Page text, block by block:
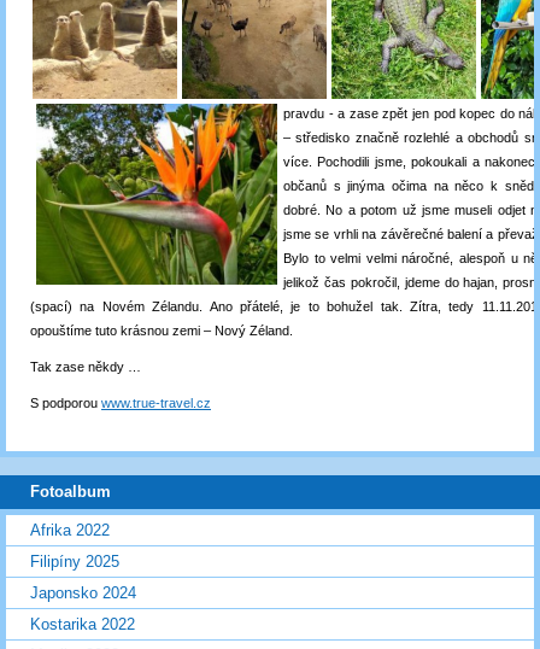
pravdu - a zase zpět jen pod kopec do
– středisko značně rozlehlé a obchodů
více. Pochodili jsme, pokoukali a
občanů s jinýma očima na něco k
dobré. No a potom už jsme museli odjet
jsme se vrhli na závěrečné balení a
Bylo to velmi velmi náročné, alespoň u
jelikož čas pokročil, jdeme do hajan,
(spací) na Novém Zélandu. Ano přátelé, je to bohužel tak. Zítra, tedy
opouštíme tuto krásnou zemi – Nový Zéland.
Tak zase někdy …
S podporou www.true-travel.cz
Fotoalbum
Afrika 2022
Filipíny 2025
Japonsko 2024
Kostarika 2022